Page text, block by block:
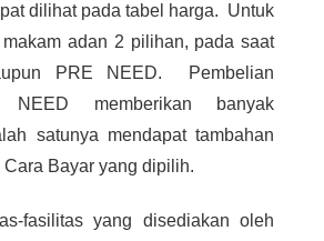
dilihat pada tabel harga. Untuk
adan 2 pilihan, pada saat
PRE NEED. Pembelian
memberikan banyak
satunya mendapat tambahan
Bayar yang dipilih.
fasilitas yang disediakan oleh